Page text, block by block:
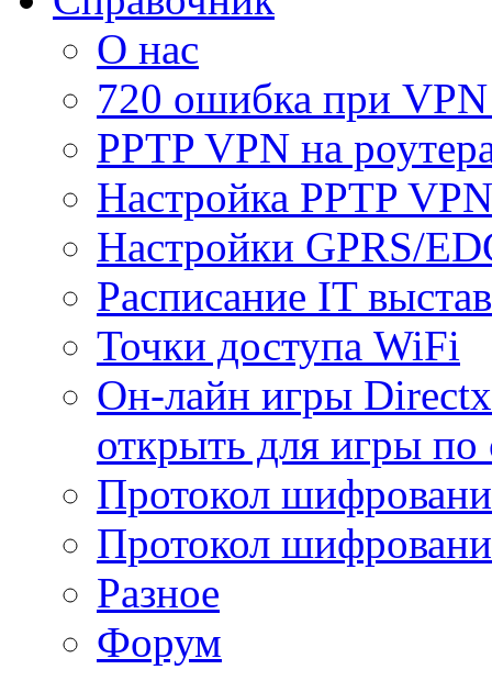
О нас
720 ошибка при
PPTP VPN на
Настройка PPTP
Настройки GPRS/
Расписание IT
Точки доступа WiFi
Он-лайн игры
открыть для игры по
Протокол
Протокол
Разное
Форум